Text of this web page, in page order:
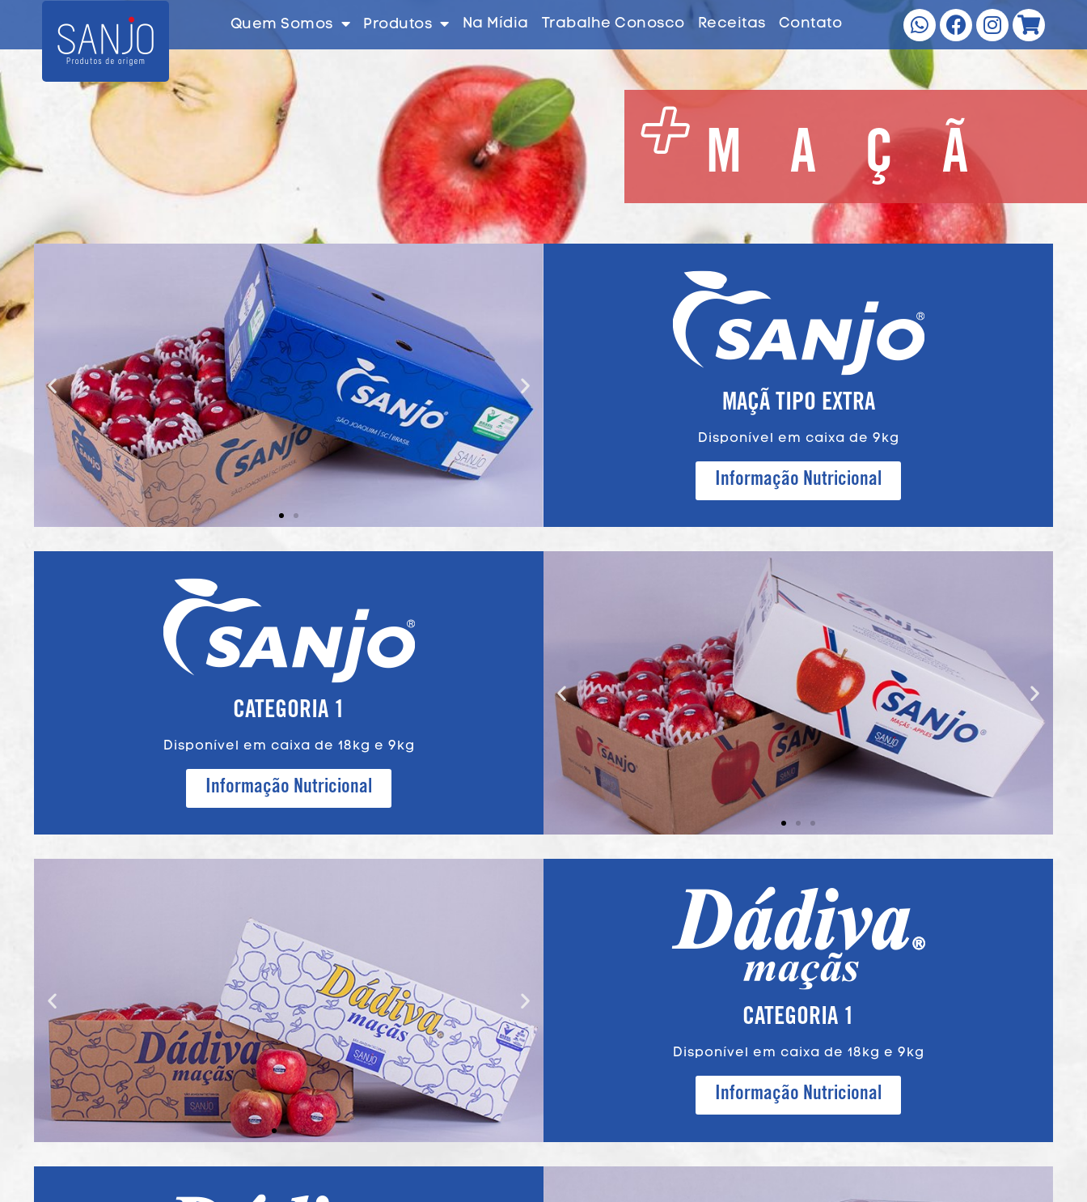
Quem Somos Produtos Na Mídia Trabalhe Conosco Receitas Contato
MAÇÃ
MAÇÃ TIPO EXTRA
Disponível em caixa de 9kg
Informação Nutricional
CATEGORIA 1
Disponível em caixa de 18kg e 9kg
Informação Nutricional
CATEGORIA 1
Disponível em caixa de 18kg e 9kg
Informação Nutricional